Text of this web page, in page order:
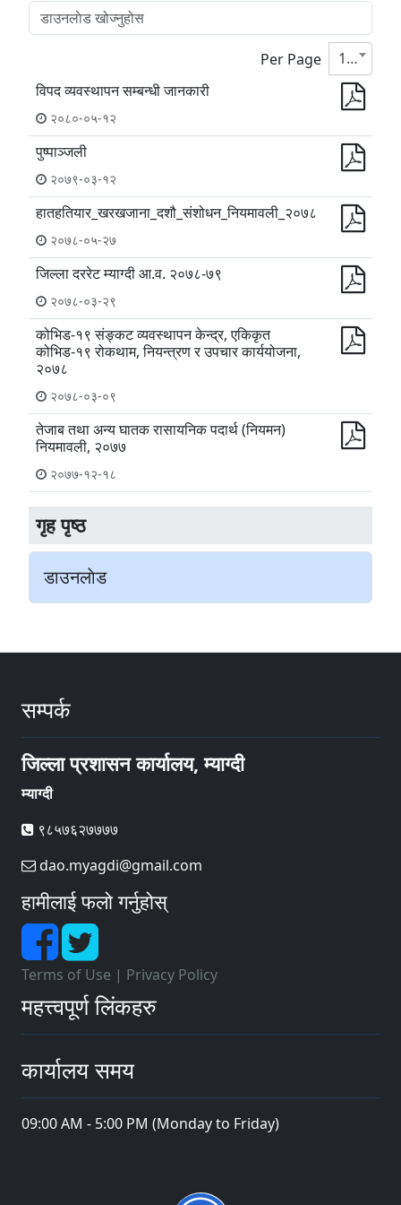
गृह पृष्‍ठ
डाउनलाेड
Per Page
10
विपद व्यवस्थापन सम्बन्धी जानकारी
२०८०-०५-१२
पुष्पाञ्जली
२०७९-०३-१२
हातहतियार_खरखजाना_दशौ_संशोधन_नियमावली_२०७८
२०७८-०५-२७
जिल्ला दररेट म्याग्दी आ.व. २०७८-७९
२०७८-०३-२९
कोभिड-१९ संङ्कट व्यवस्थापन केन्द्र, एकिकृत
कोभिड-१९ रोकथाम, नियन्त्रण र उपचार कार्ययोजना,
२०७८
२०७८-०३-०९
तेजाब तथा अन्य घातक रासायनिक पदार्थ (नियमन)
नियमावली, २०७७
२०७७-१२-१८
सम्पर्क
जिल्ला प्रशासन कार्यालय, म्याग्दी
म्याग्दी
९८५७६२७७७७
dao.myagdi@gmail.com
हामीलाई फलो गर्नुहोस्
Terms of Use | Privacy Policy
महत्त्वपूर्ण लिंकहरु
कार्यालय समय
09:00 AM - 5:00 PM (Monday to Friday)